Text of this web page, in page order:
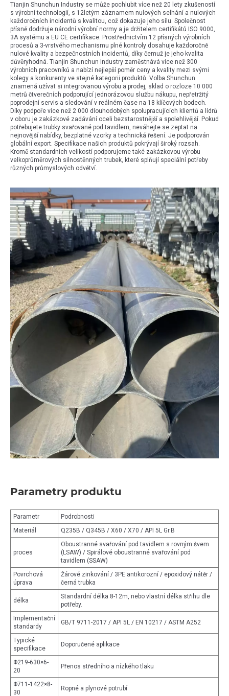
Tianjin Shunchun Industry se může pochlubit více než 20 lety zkušeností
s výrobní technologií, s 12letým záznamem nulových selhání a nulových
každoročních incidentů s kvalitou, což dokazuje jeho sílu. Společnost
přísně dodržuje národní výrobní normy a je držitelem certifikátů ISO 9000,
3A systému a EU CE certifikace. Prostřednictvím 12 přísných výrobních
procesů a 3-vrstvého mechanismu plné kontroly dosahuje každoročně
nulové kvality a bezpečnostních incidentů, díky čemuž je jeho kvalita
důvěryhodná. Tianjin Shunchun Industry zaměstnává více než 300
výrobních pracovníků a nabízí nejlepší poměr ceny a kvality mezi svými
kolegy a konkurenty ve stejné kategorii produktů. Volba Shunchun
znamená užívat si integrovanou výrobu a prodej, sklad o rozloze 10 000
metrů čtverečních podporující jednorázovou službu nákupu, nepřetržitý
poprodejní servis a sledování v reálném čase na 18 klíčových bodech.
Díky podpoře více než 2 000 dlouhodobých spolupracujících klientů a lídrů
v oboru je zakázkové zadávání oceli bezstarostnější a spolehlivější. Pokud
potřebujete trubky svařované pod tavidlem, neváhejte se zeptat na
nejnovější nabídky, bezplatné vzorky a technická řešení. Je podporován
globální export. Specifikace našich produktů pokrývají široký rozsah.
Kromě standardních velikostí podporujeme také zakázkovou výrobu
velkoprůměrových silnostěnných trubek, které splňují speciální potřeby
různých průmyslových odvětví.
Parametry produktu
Parametr
Podrobnosti
Materiál
Q235B / Q345B / X60 / X70 / API 5L Gr.B
proces
Oboustranné svařování pod tavidlem s rovným švem
(LSAW) / Spirálové oboustranné svařování pod
tavidlem (SSAW)
Povrchová
úprava
Žárové zinkování / 3PE antikorozní / epoxidový nátěr /
černá trubka
délka
Standardní délka 8-12m, nebo vlastní délka střihu dle
potřeby.
Implementační
standardy
GB/T 9711-2017 / API 5L / EN 10217 / ASTM A252
Typické
specifikace
Doporučené aplikace
Φ219-630×6-
20
Přenos středního a nízkého tlaku
Φ711-1422×8-
30
Ropné a plynové potrubí